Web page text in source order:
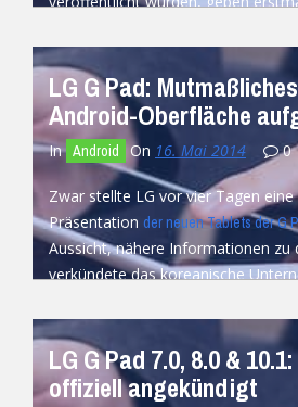
LG G Pad:
Android-Oberfläche
In Android On 16. Mai 2014 0
Zwar stellte LG vor vier Tagen eine
Präsentation der neuen Tablets der G
Aussicht, nähere Informationen zu
verkündete das koreanische
LG G Pad 7.0, 8.0 &
offiziell angekündigt